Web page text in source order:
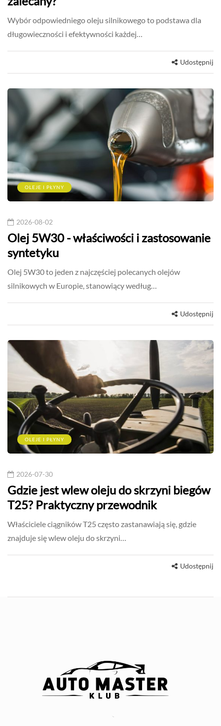
Wybór odpowiedniego oleju silnikowego to podstawa dla
długowieczności i efektywności każdej…
Udostępnij
OLEJE I PŁYNY
2026-08-02
Olej 5W30 - właściwości i zastosowanie
syntetyku
Olej 5W30 to jeden z najczęściej polecanych olejów
silnikowych w Europie, stanowiący według…
Udostępnij
OLEJE I PŁYNY
2026-07-30
Gdzie jest wlew oleju do skrzyni biegów
T25? Praktyczny przewodnik
Właściciele ciągników T25 często zastanawiają się, gdzie
znajduje się wlew oleju do skrzyni…
Udostępnij